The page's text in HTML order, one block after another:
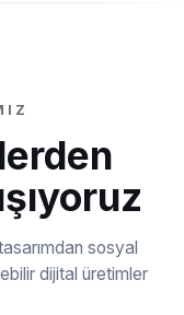
sosyal
dijital üretimler